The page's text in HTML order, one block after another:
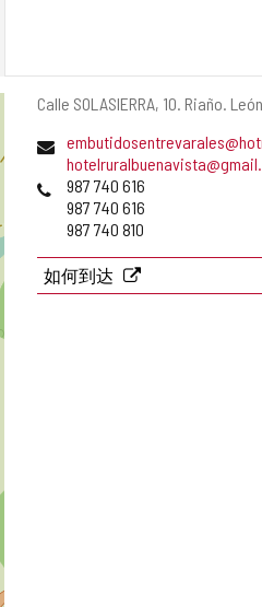
邮
地
Calle SOLASIERRA, 10. Riaño. León
电
邮
电
987 740 616
987 740 616
987 740 810
如何到达